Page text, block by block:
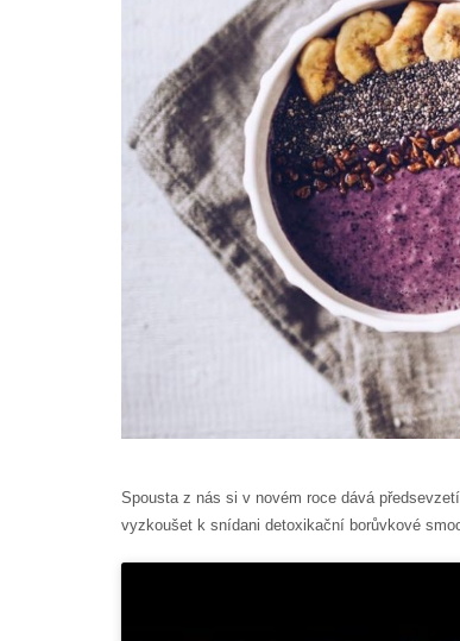
Spousta z nás si v novém roce dává
vyzkoušet k snídani detoxikační borůvkové